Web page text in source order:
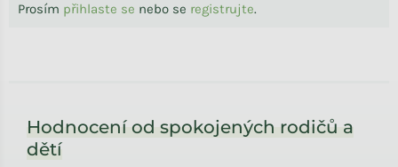
Prosím přihlaste se nebo se registrujte.
Hodnocení od spokojených rodičů a
dětí